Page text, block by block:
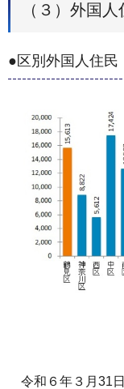
（３）外国人
●区別外国人住民
令和６年３月31